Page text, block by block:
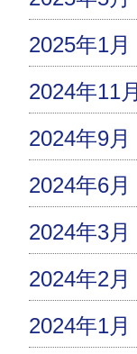
2025年1月
2024年11月
2024年9月
2024年6月
2024年3月
2024年2月
2024年1月